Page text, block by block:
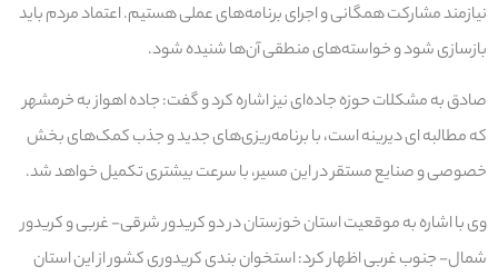
نیازمند مشارکت همگانی و اجرای برنامه‌های عملی هستیم. اعتماد مردم باید
بازسازی شود و خواسته‌های منطقی آن‌ها شنیده شود.
صادق به مشکلات حوزه جاده‌ای نیز اشاره کرد و گفت: جاده اهواز به خرمشهر
که مطالبه ای دیرینه است، با برنامه‌ریزی‌های جدید و جذب کمک‌های بخش
خصوصی و صنایع مستقر در این مسیر، با سرعت بیشتری تکمیل خواهد شد.
وی با اشاره به موقعیت استان خوزستان در دو کریدور شرقی- غربی و کریدور
شمال- جنوب غربی اظهار کرد: استخوان بندی کریدوری کشور از این استان